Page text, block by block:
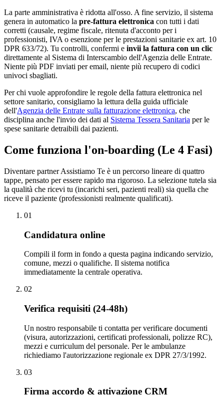
La parte amministrativa è ridotta all'osso. A fine servizio, il sistema
genera in automatico la pre-fattura elettronica con tutti i dati
corretti (causale, regime fiscale, ritenuta d'acconto per i
professionisti, IVA o esenzione per le prestazioni sanitarie ex art. 10
DPR 633/72). Tu controlli, confermi e invii la fattura con un clic
direttamente al Sistema di Interscambio dell'Agenzia delle Entrate.
Niente più PDF inviati per email, niente più recupero di codici
univoci sbagliati.
Per chi vuole approfondire le regole della fattura elettronica nel
settore sanitario, consigliamo la lettura della guida ufficiale
dell'Agenzia delle Entrate sulla fatturazione elettronica, che
disciplina anche l'invio dei dati al Sistema Tessera Sanitaria per le
spese sanitarie detraibili dai pazienti.
Come funziona l'on-boarding (Le 4 Fasi)
Diventare partner Assistiamo Te è un percorso lineare di quattro
tappe, pensato per essere rapido ma rigoroso. La selezione tutela sia
la qualità che ricevi tu (incarichi seri, pazienti reali) sia quella che
riceve il paziente (professionisti realmente qualificati).
01
Candidatura online
Compili il form in fondo a questa pagina indicando servizio,
comune, mezzi o qualifiche. Il sistema notifica
immediatamente la centrale operativa.
02
Verifica requisiti (24-48h)
Un nostro responsabile ti contatta per verificare documenti
(visura, autorizzazioni, certificati professionali, polizze RC),
mezzi e curriculum del personale. Per le ambulanze
richiediamo l'autorizzazione regionale ex DPR 27/3/1992.
03
Firma accordo & attivazione CRM